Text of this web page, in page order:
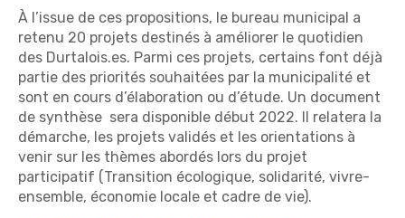
À l’issue de ces propositions, le bureau municipal a
retenu 20 projets destinés à améliorer le quotidien
des Durtalois.es. Parmi ces projets, certains font déjà
partie des priorités souhaitées par la municipalité et
sont en cours d’élaboration ou d’étude. Un document
de synthèse sera disponible début 2022. Il relatera la
démarche, les projets validés et les orientations à
venir sur les thèmes abordés lors du projet
participatif (Transition écologique, solidarité, vivre-
ensemble, économie locale et cadre de vie).